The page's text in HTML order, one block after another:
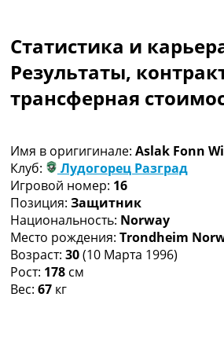
Чемпионат Мира
Украина. Премьер-Лига
Украина. Первая Лига
Лига Чемпионов
Другие Турниры >>>
Таблицы
Таблицы групп
Украина. Премьер-Лига
Украина. Первая Лига
Лига Чемпионов.
Англия. Премьер-Лига
Испания. Ла Лига
Статистика и
Результаты,
трансферная
Имя в оригигинале: Aslak Fonn
Клуб:
Лудогорец Разград
Игровой номер: 16
Позиция: Защитник
Национальность: Norway
Место рождения: Trondheim
Возраст: 30(10 Марта 1996)
Рост: 178 см
Вес: 67 кг